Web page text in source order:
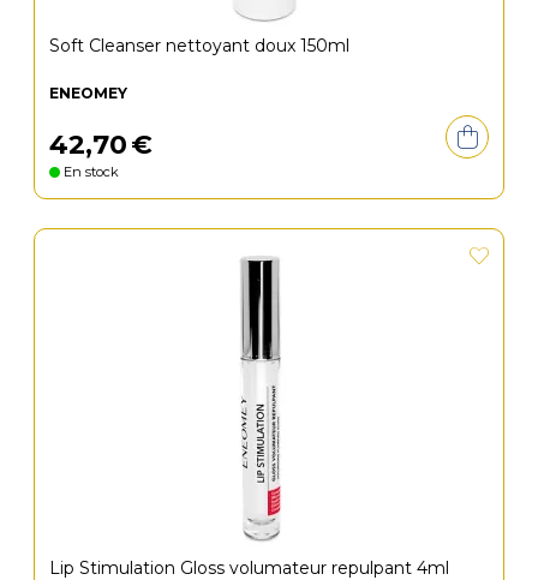
Soft Cleanser nettoyant doux 150ml
ENEOMEY
42,70€
En stock
Lip Stimulation Gloss volumateur repulpant 4ml